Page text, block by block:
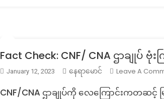
Fact Check: CNF/ CNA ဌာချု
January 12, 2023 နေရာမောင် Leave A
CNF/CNA ဌာချုပ်ကို လေကြောင်းကတဆ